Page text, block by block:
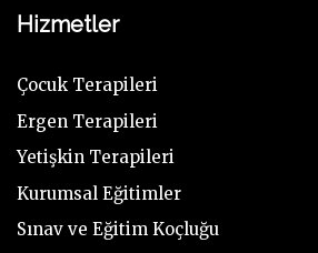
Hizmetler
Çocuk Terapileri
Ergen Terapileri
Yetişkin Terapileri
Kurumsal Eğitimler
Sınav ve Eğitim Koçluğu